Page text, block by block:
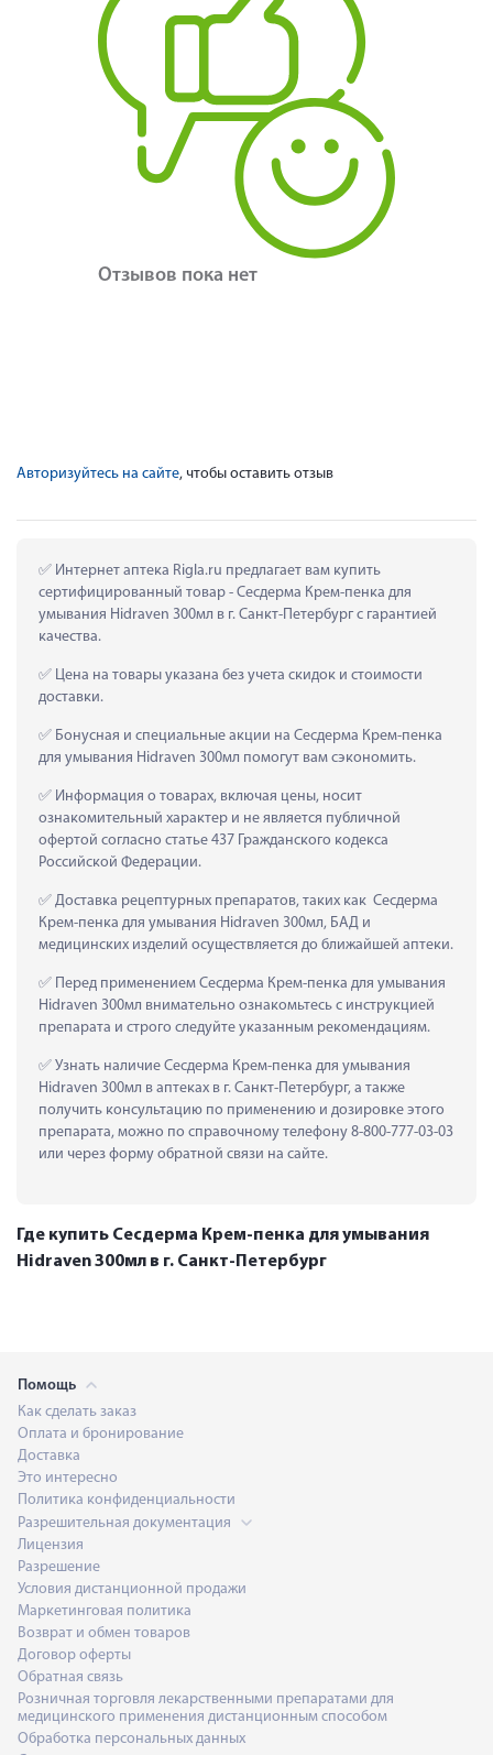
Отзывов пока нет
Авторизуйтесь на сайте, чтобы оставить отзыв
Интернет аптека Rigla.ru предлагает вам купить
сертифицированный товар - Сесдерма Крем-пенка для
умывания Hidraven 300мл в г. Санкт-Петербург с гарантией
качества.
Цена на товары указана без учета скидок и стоимости
доставки.
Бонусная и специальные акции на Сесдерма Крем-пенка
для умывания Hidraven 300мл помогут вам сэкономить.
Информация о товарах, включая цены, носит
ознакомительный характер и не является публичной
офертой согласно статье 437 Гражданского кодекса
Российской Федерации.
Доставка рецептурных препаратов, таких как  Сесдерма
Крем-пенка для умывания Hidraven 300мл, БАД и
медицинских изделий осуществляется до ближайшей аптеки.
Перед применением Сесдерма Крем-пенка для умывания
Hidraven 300мл внимательно ознакомьтесь с инструкцией
препарата и строго следуйте указанным рекомендациям.
Узнать наличие Сесдерма Крем-пенка для умывания
Hidraven 300мл в аптеках в г. Санкт-Петербург, а также
получить консультацию по применению и дозировке этого
препарата, можно по справочному телефону 8-800-777-03-03
или через форму обратной связи на сайте.
Где купить Сесдерма Крем-пенка для умывания
Hidraven 300мл в г. Санкт-Петербург
Помощь
Как сделать заказ
Оплата и бронирование
Доставка
Это интересно
Политика конфиденциальности
Разрешительная документация
Лицензия
Разрешение
Условия дистанционной продажи
Маркетинговая политика
Возврат и обмен товаров
Договор оферты
Обратная связь
Розничная торговля лекарственными препаратами для
медицинского применения дистанционным способом
Обработка персональных данных